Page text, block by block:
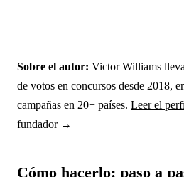
Sobre el autor: Victor Williams
de votos en concursos desde 2018,
campañas en 20+ países. Leer el
fundador →
Cómo hacerlo: paso a